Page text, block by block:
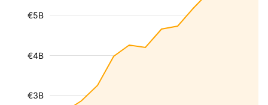
€3B
€4B
€5B